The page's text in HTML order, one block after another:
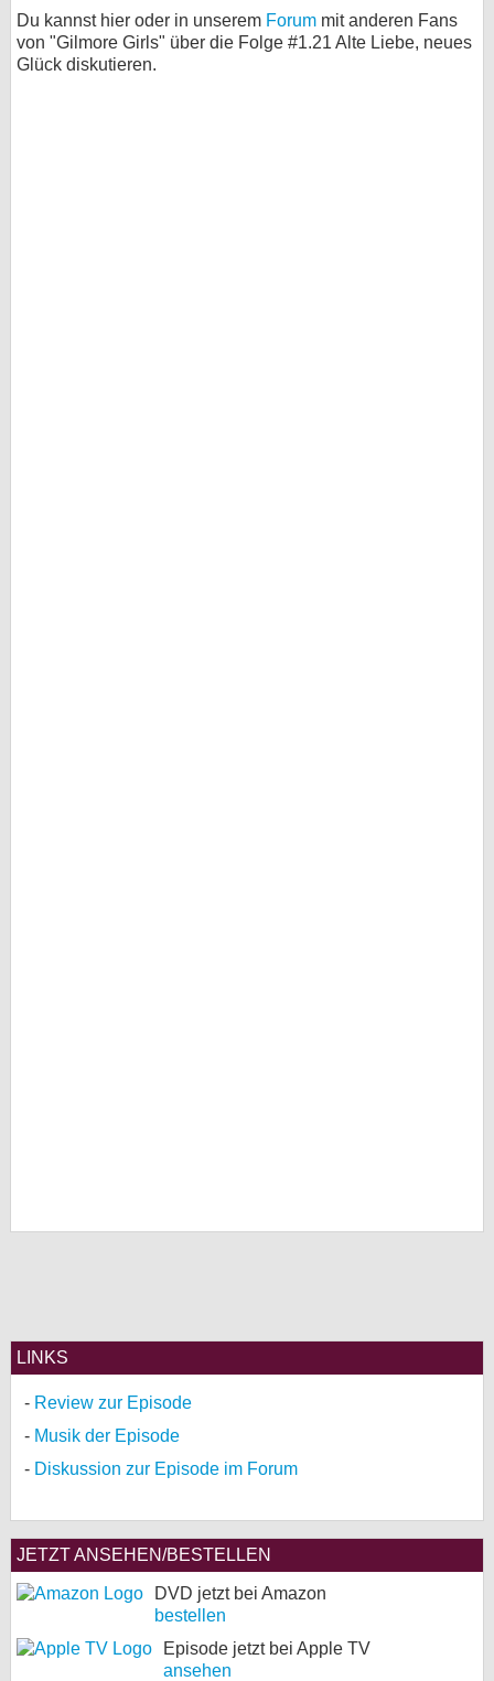
Du kannst hier oder in unserem Forum mit anderen Fans
von "Gilmore Girls" über die Folge #1.21 Alte Liebe, neues
Glück diskutieren.
LINKS
Review zur Episode
Musik der Episode
Diskussion zur Episode im Forum
JETZT ANSEHEN/BESTELLEN
DVD jetzt bei Amazon
bestellen
Episode jetzt bei Apple TV
ansehen